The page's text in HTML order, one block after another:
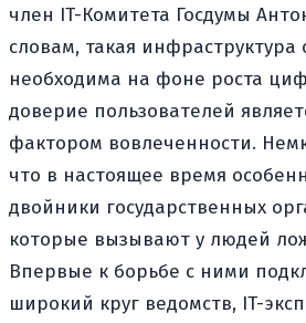
член IT-Комитета Госдумы
словам, такая инфраструктура
необходима на фоне роста
доверие пользователей
фактором вовлеченности.
что в настоящее время
двойники государственных
которые вызывают у людей
Впервые к борьбе с ними
широкий круг ведомств, IT-